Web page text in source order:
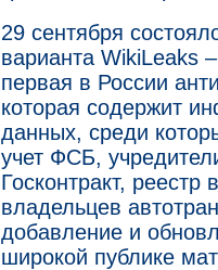
29 сентября
варианта WikiLeaks
первая в России
которая содержит
данных, среди
учет ФСБ,
Госконтракт,
владельцев
добавление и
широкой публике